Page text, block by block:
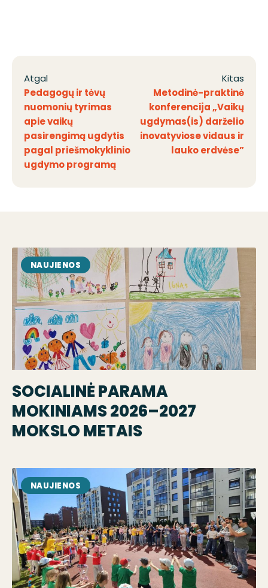
Atgal
Pedagogų ir tėvų
nuomonių tyrimas
apie vaikų
pasirengimą ugdytis
pagal priešmokyklinio
ugdymo programą
Kitas
Metodinė-praktinė
konferencija „Vaikų
ugdymas(is) darželio
inovatyviose vidaus ir
lauko erdvėse”
NAUJIENOS
SOCIALINĖ PARAMA
MOKINIAMS 2026–2027
MOKSLO METAIS
NAUJIENOS